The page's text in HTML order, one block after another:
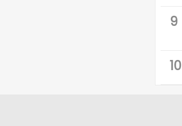
9
10